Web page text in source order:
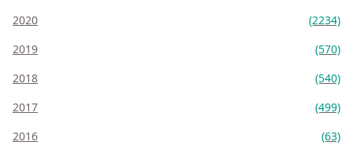
2020
(2234)
2019
(570)
2018
(540)
2017
(499)
2016
(63)